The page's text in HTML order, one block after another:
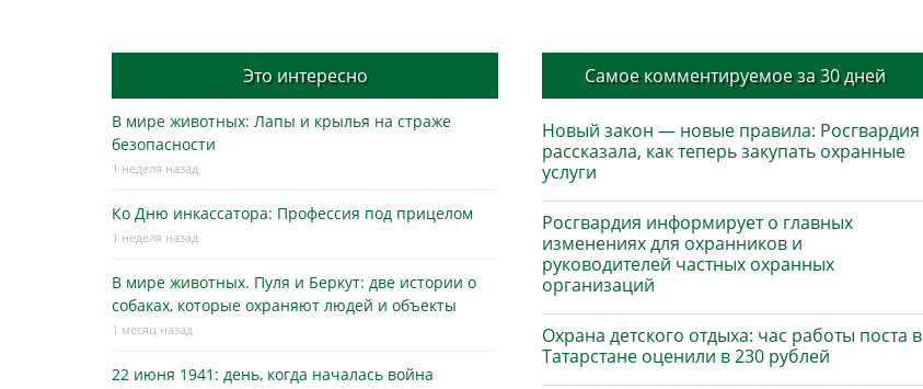
Это интересно
В мире животных: Лапы и крылья на страже
безопасности
1 неделя назад
Ко Дню инкассатора: Профессия под прицелом
1 неделя назад
В мире животных. Пуля и Беркут: две истории о
собаках, которые охраняют людей и объекты
1 месяц назад
22 июня 1941: день, когда началась война
Самое комментируемое за 30 дней
Новый закон — новые правила: Росгвардия
рассказала, как теперь закупать охранные
услуги
Росгвардия информирует о главных
изменениях для охранников и
руководителей частных охранных
организаций
Охрана детского отдыха: час работы поста в
Татарстане оценили в 230 рублей